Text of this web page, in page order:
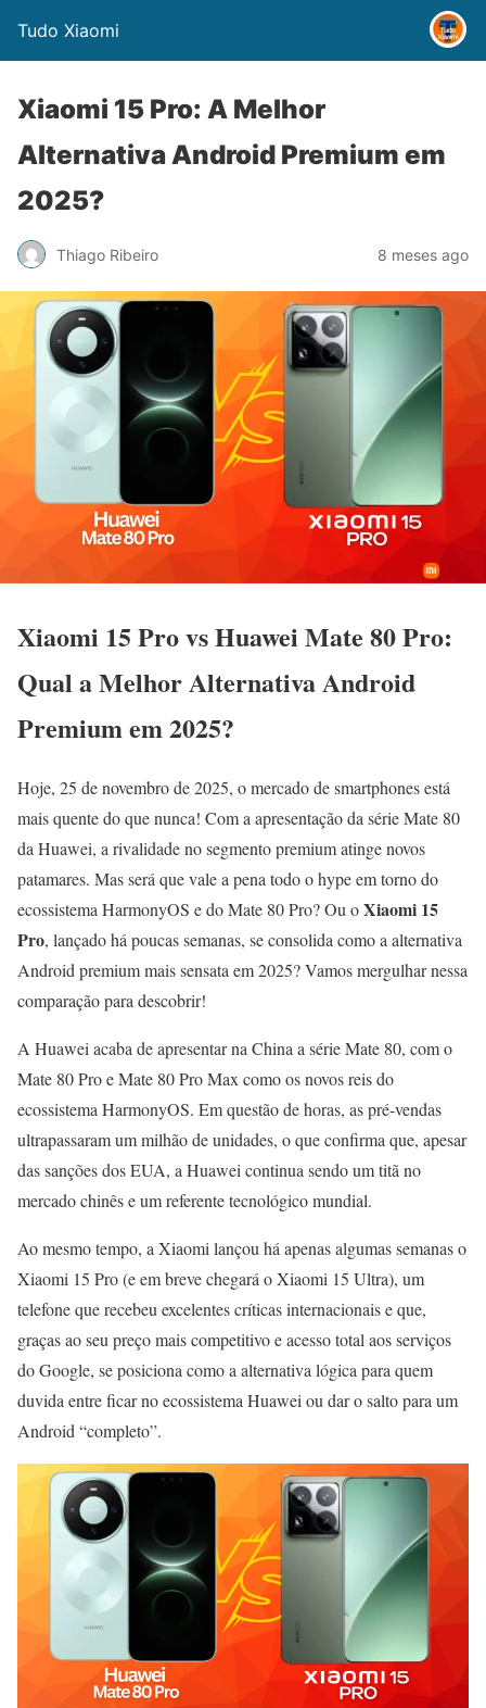
Tudo Xiaomi
Xiaomi 15 Pro: A Melhor
Alternativa Android Premium em
2025?
Thiago Ribeiro 8 meses ago
Xiaomi 15 Pro vs Huawei Mate 80 Pro:
Qual a Melhor Alternativa Android
Premium em 2025?
Hoje, 25 de novembro de 2025, o mercado de smartphones está
mais quente do que nunca! Com a apresentação da série Mate 80
da Huawei, a rivalidade no segmento premium atinge novos
patamares. Mas será que vale a pena todo o hype em torno do
ecossistema HarmonyOS e do Mate 80 Pro? Ou oXiaomi 15
Pro, lançado há poucas semanas, se consolida como a alternativa
Android premium mais sensata em 2025? Vamos mergulhar nessa
comparação para descobrir!
A Huawei acaba de apresentar na China a série Mate 80, com o
Mate 80 Pro e Mate 80 Pro Max como os novos reis do
ecossistema HarmonyOS. Em questão de horas, as pré-vendas
ultrapassaram um milhão de unidades, o que confirma que, apesar
das sanções dos EUA, a Huawei continua sendo um titã no
mercado chinês e um referente tecnológico mundial.
Ao mesmo tempo, a Xiaomi lançou há apenas algumas semanas o
Xiaomi 15 Pro (e em breve chegará o Xiaomi 15 Ultra), um
telefone que recebeu excelentes críticas internacionais e que,
graças ao seu preço mais competitivo e acesso total aos serviços
do Google, se posiciona como a alternativa lógica para quem
duvida entre ficar no ecossistema Huawei ou dar o salto para um
Android “completo”.